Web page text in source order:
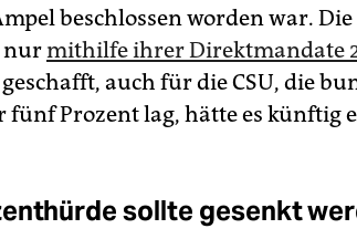
beschlossen worden war. Die
nur mithilfe ihrer Direktmandate
geschafft, auch für die CSU, die
fünf Prozent lag, hätte es künftig
sollte gesenkt